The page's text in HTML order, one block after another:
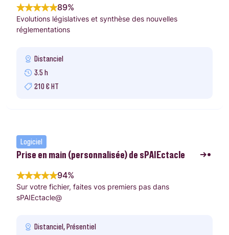
89%
Evolutions législatives et synthèse des nouvelles
réglementations
Distanciel
3.5 h
210 € HT
Logiciel
Prise en main (personnalisée) de sPAIEctacle
94%
Sur votre fichier, faites vos premiers pas dans
sPAIEctacle@
Distanciel, Présentiel